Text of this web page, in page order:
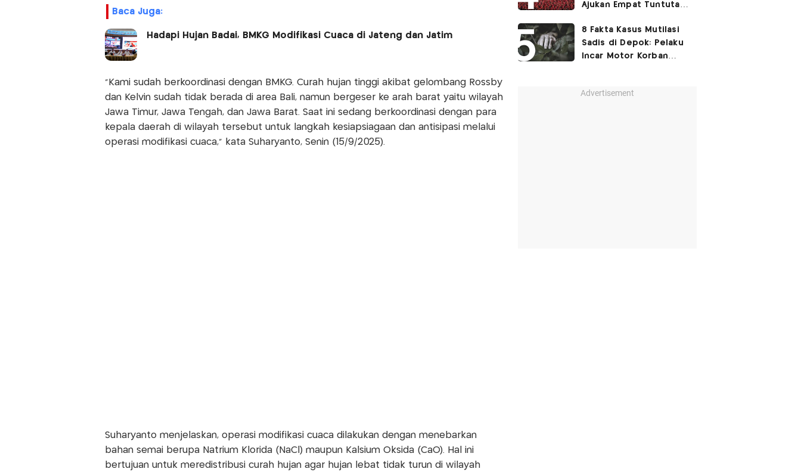
Baca Juga:
Hadapi Hujan Badai, BMKG Modifikasi Cuaca di Jateng dan Jatim
"Kami sudah berkoordinasi dengan BMKG. Curah hujan tinggi akibat gelombang Rossby
dan Kelvin sudah tidak berada di area Bali, namun bergeser ke arah barat yaitu wilayah
Jawa Timur, Jawa Tengah, dan Jawa Barat. Saat ini sedang berkoordinasi dengan para
kepala daerah di wilayah tersebut untuk langkah kesiapsiagaan dan antisipasi melalui
operasi modifikasi cuaca," kata Suharyanto, Senin (15/9/2025).
Suharyanto menjelaskan, operasi modifikasi cuaca dilakukan dengan menebarkan
bahan semai berupa Natrium Klorida (NaCl) maupun Kalsium Oksida (CaO). Hal ini
bertujuan untuk meredistribusi curah hujan agar hujan lebat tidak turun di wilayah
Ajukan Empat Tuntutan
8 Fakta Kasus Mutilasi
Sadis di Depok: Pelaku
Incar Motor Korban
Advertisement